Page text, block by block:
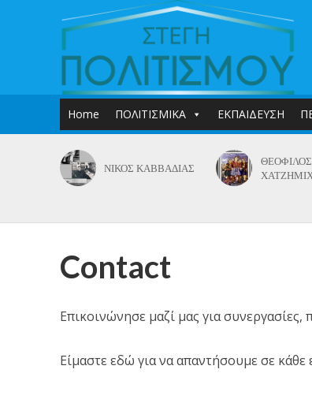
Home ΠΟΛΙΤΙΣΜΙΚΑ ΕΚΠΑΙΔΕΥΣΗ
ΝΙΚΟΣ ΚΑΒΒΑΔΙΑΣ
ΘΕΟΦΙΛΟΣ
Contact
Επικοινώνησε μαζί μας για
Είμαστε εδώ για να απαντήσουμε σε